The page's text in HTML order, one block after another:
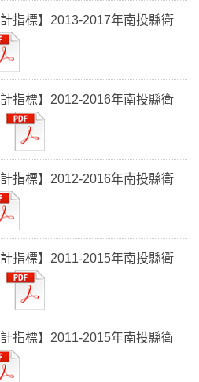
指標】2013-2017年南投縣衛
指標】2012-2016年南投縣衛
指標】2012-2016年南投縣衛
指標】2011-2015年南投縣衛
指標】2011-2015年南投縣衛